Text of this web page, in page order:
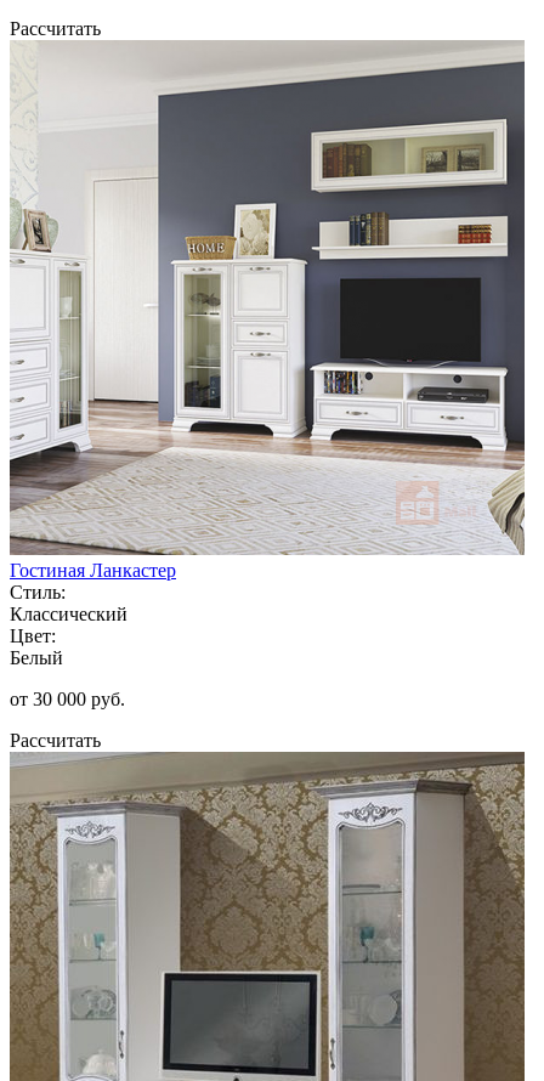
Рассчитать
Гостиная Ланкастер
Стиль:
Классический
Цвет:
Белый
от 30 000 руб.
Рассчитать